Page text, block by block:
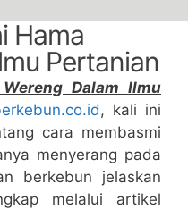
Hama
Pertanian
Dalam Ilmu
, kali ini
cara membasmi
menyerang pada
berkebun jelaskan
melalui artikel